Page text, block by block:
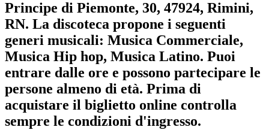
Principe di Piemonte, 30, 47924, Rimini,
RN. La discoteca propone i seguenti
generi musicali: Musica Commerciale,
Musica Hip hop, Musica Latino. Puoi
entrare dalle ore e possono partecipare le
persone almeno di età. Prima di
acquistare il biglietto online controlla
sempre le condizioni d'ingresso.